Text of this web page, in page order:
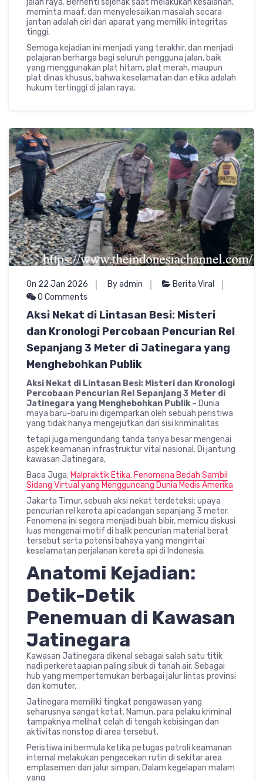
jalan raya. Berhenti sejenak saat melakukan kesalahan,
meminta maaf, dan menyelesaikan masalah secara
jantan adalah ciri dari aparat yang memiliki integritas
tinggi.
Semoga kejadian ini menjadi yang terakhir, dan menjadi
pelajaran berharga bagi seluruh pengguna jalan, baik
yang menggunakan plat hitam, plat merah, maupun
plat dinas khusus, bahwa keselamatan dan etika adalah
hukum tertinggi di jalan raya.
On 22 Jan 2026 By admin
Berita Viral
0 Comments
Aksi Nekat di Lintasan Besi: Misteri
dan Kronologi Percobaan Pencurian Rel
Sepanjang 3 Meter di Jatinegara yang
Menghebohkan Publik
Aksi Nekat di Lintasan Besi: Misteri dan Kronologi
Percobaan Pencurian Rel Sepanjang 3 Meter di
Jatinegara yang Menghebohkan Publik – Dunia
maya baru-baru ini digemparkan oleh sebuah peristiwa
yang tidak hanya mengejutkan dari sisi kriminalitas
tetapi juga mengundang tanda tanya besar mengenai
aspek keamanan infrastruktur vital nasional. Di jantung
kawasan Jatinegara,
Baca Juga: Malpraktik Etika: Fenomena Bedah Sambil
Sidang Virtual yang Mengguncang Dunia Medis Amerika
Jakarta Timur, sebuah aksi nekat terdeteksi: upaya
pencurian rel kereta api cadangan sepanjang 3 meter.
Fenomena ini segera menjadi buah bibir, memicu diskusi
luas mengenai motif di balik pencurian material berat
tersebut serta potensi bahaya yang mengintai
keselamatan perjalanan kereta api di Indonesia.
Anatomi Kejadian:
Detik-Detik
Penemuan di Kawasan
Jatinegara
Kawasan Jatinegara dikenal sebagai salah satu titik
nadi perkeretaapian paling sibuk di tanah air. Sebagai
hub yang mempertemukan berbagai jalur lintas provinsi
dan komuter,
Jatinegara memiliki tingkat pengawasan yang
seharusnya sangat ketat. Namun, para pelaku kriminal
tampaknya melihat celah di tengah kebisingan dan
aktivitas nonstop di area tersebut.
Peristiwa ini bermula ketika petugas patroli keamanan
internal melakukan pengecekan rutin di sekitar area
emplasemen dan jalur simpan. Dalam kegelapan malam
yang